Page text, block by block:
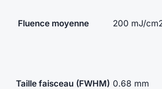
Fluence moyenne 200 mJ/
Taille faisceau (FWHM) 0.68 mm